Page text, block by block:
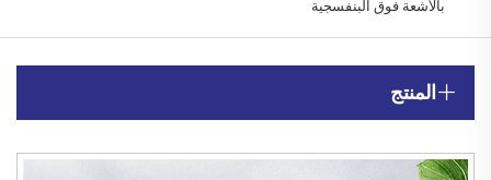
بالأشعة فوق البنفسجية
المنتج